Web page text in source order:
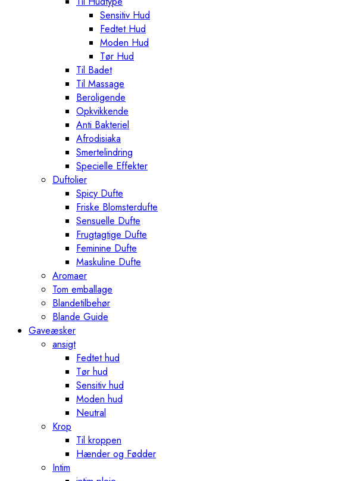
Sensitiv Hud
Fedtet Hud
Moden Hud
Tør Hud
Til Badet
Til Massage
Beroligende
Opkvikkende
Anti Bakteriel
Afrodisiaka
Smertelindring
Specielle Effekter
Duftolier
Spicy Dufte
Friske Blomsterdufte
Sensuelle Dufte
Frugtagtige Dufte
Feminine Dufte
Maskuline Dufte
Aromaer
Tom emballage
Blandetilbehør
Blande Guide
Gaveæsker
ansigt
Fedtet hud
Tør hud
Sensitiv hud
Moden hud
Neutral
Krop
Til kroppen
Hænder og Fødder
Intim